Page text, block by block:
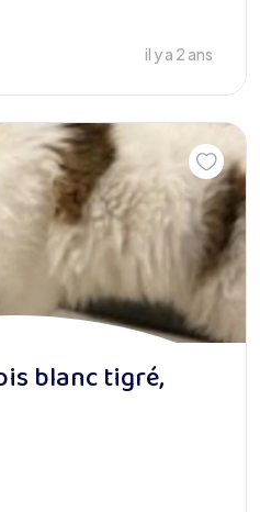
il y a 2 ans
blanc tigré,